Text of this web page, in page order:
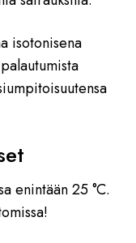
isotonisena
enintään 25 °C.